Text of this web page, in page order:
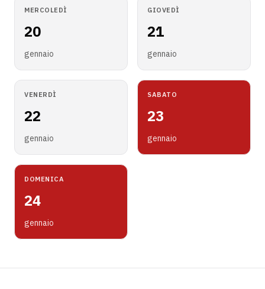
MERCOLEDÌ
20
gennaio
GIOVEDÌ
21
gennaio
VENERDÌ
22
gennaio
SABATO
23
gennaio
DOMENICA
24
gennaio